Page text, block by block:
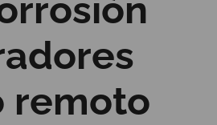
remoto